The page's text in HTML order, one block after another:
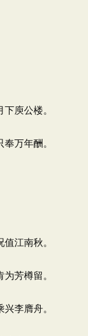
庾公楼。
万年酬。
江南秋。
芳樽留。
李膺舟。